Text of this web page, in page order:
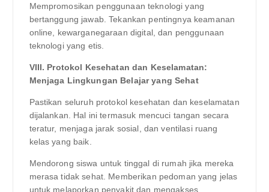
Mempromosikan penggunaan teknologi yang
bertanggung jawab. Tekankan pentingnya keamanan
online, kewarganegaraan digital, dan penggunaan
teknologi yang etis.
VIII. Protokol Kesehatan dan Keselamatan:
Menjaga Lingkungan Belajar yang Sehat
Pastikan seluruh protokol kesehatan dan keselamatan
dijalankan. Hal ini termasuk mencuci tangan secara
teratur, menjaga jarak sosial, dan ventilasi ruang
kelas yang baik.
Mendorong siswa untuk tinggal di rumah jika mereka
merasa tidak sehat. Memberikan pedoman yang jelas
untuk melaporkan penyakit dan mengakses